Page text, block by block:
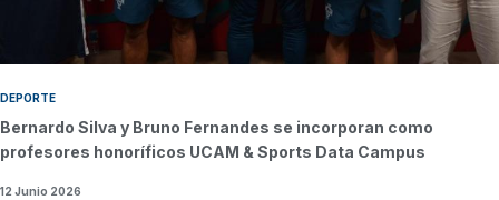
DEPORTE
Bernardo Silva y Bruno Fernandes se incorporan como
profesores honoríficos UCAM & Sports Data Campus
12 Junio 2026